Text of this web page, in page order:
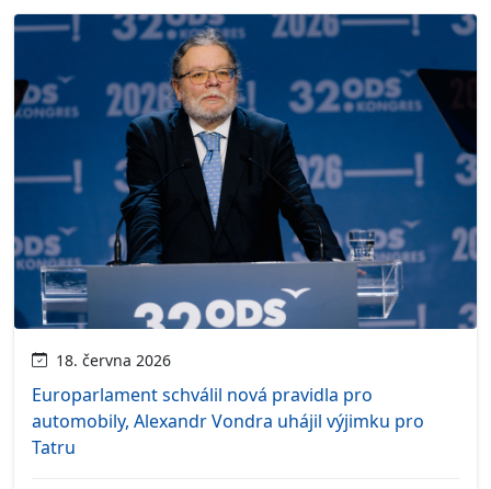
18. června 2026
Europarlament schválil nová pravidla pro
automobily, Alexandr Vondra uhájil výjimku pro
Tatru